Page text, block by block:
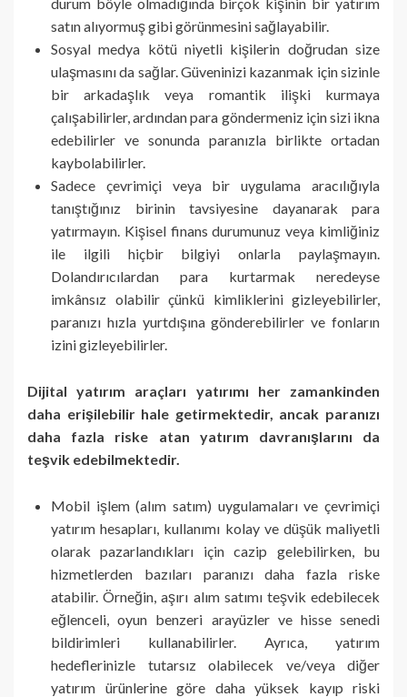
satın alıyormuş gibi görünmesini sağlayabilir.
Sosyal medya kötü niyetli kişilerin doğrudan size
ulaşmasını da sağlar. Güveninizi kazanmak için sizinle
bir arkadaşlık veya romantik ilişki kurmaya
çalışabilirler, ardından para göndermeniz için sizi ikna
edebilirler ve sonunda paranızla birlikte ortadan
kaybolabilirler.
Sadece çevrimiçi veya bir uygulama aracılığıyla
tanıştığınız birinin tavsiyesine dayanarak para
yatırmayın. Kişisel finans durumunuz veya kimliğiniz
ile ilgili hiçbir bilgiyi onlarla paylaşmayın.
Dolandırıcılardan para kurtarmak neredeyse
imkânsız olabilir çünkü kimliklerini gizleyebilirler,
paranızı hızla yurtdışına gönderebilirler ve fonların
izini gizleyebilirler.
Dijital yatırım araçları yatırımı her zamankinden
daha erişilebilir hale getirmektedir, ancak paranızı
daha fazla riske atan yatırım davranışlarını da
teşvik edebilmektedir.
Mobil işlem (alım satım) uygulamaları ve çevrimiçi
yatırım hesapları, kullanımı kolay ve düşük maliyetli
olarak pazarlandıkları için cazip gelebilirken, bu
hizmetlerden bazıları paranızı daha fazla riske
atabilir. Örneğin, aşırı alım satımı teşvik edebilecek
eğlenceli, oyun benzeri arayüzler ve hisse senedi
bildirimleri kullanabilirler. Ayrıca, yatırım
hedeflerinizle tutarsız olabilecek ve/veya diğer
yatırım ürünlerine göre daha yüksek kayıp riski